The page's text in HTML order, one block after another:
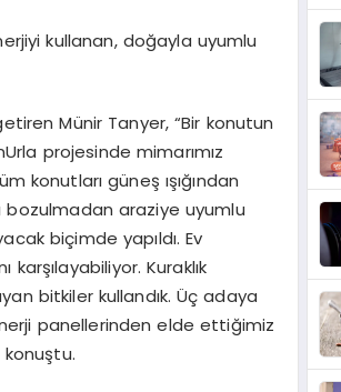
kullanan, doğayla uyumlu
Münir Tanyer, “Bir konutun
projesinde mimarımız
konutları güneş ışığından
bozulmadan araziye uyumlu
biçimde yapıldı. Ev
Kuraklık
bitkiler kullandık. Üç adaya
panellerinden elde ettiğimiz
konuştu.